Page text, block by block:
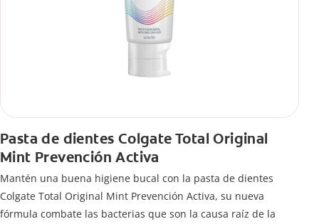
Pasta de dientes Colgate Total Original
Mint Prevención Activa
Mantén una buena higiene bucal con la pasta de dientes
Colgate Total Original Mint Prevención Activa, su nueva
fórmula combate las bacterias que son la causa raíz de la